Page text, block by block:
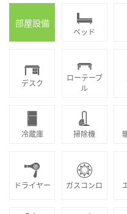
部屋設備
ベッド
デスク
ローテーブ
ル
冷蔵庫 掃除機
ドライヤー ガスコンロ